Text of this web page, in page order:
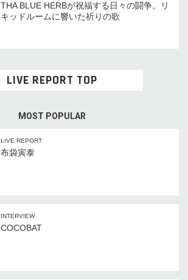
THA BLUE HERBが祝福する日々の闘争。リ
キッドルームに響いた祈りの歌
LIVE REPORT TOP
MOST POPULAR
LIVE REPORT
布袋寅泰
INTERVIEW
COCOBAT